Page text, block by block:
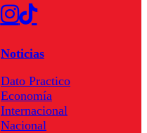
Noticias
Dato Practico
Economía
Internacional
Nacional